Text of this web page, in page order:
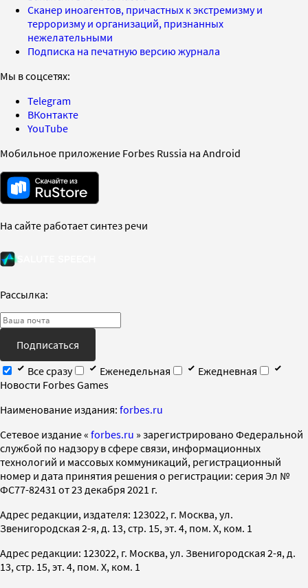
Сканер иноагентов, причастных к экстремизму и
терроризму и организаций, признанных
нежелательными
Подписка на печатную версию журнала
Мы в соцсетях:
Telegram
ВКонтакте
YouTube
Мобильное приложение Forbes Russia на Android
На сайте работает синтез речи
Рассылка:
Подписаться
Все сразу
Еженедельная
Ежедневная
Новости Forbes Games
Наименование издания: forbes.ru
Cетевое издание « forbes.ru » зарегистрировано Федеральной
службой по надзору в сфере связи, информационных
технологий и массовых коммуникаций, регистрационный
номер и дата принятия решения о регистрации: серия Эл №
ФС77-82431 от 23 декабря 2021 г.
Адрес редакции, издателя: 123022, г. Москва, ул.
Звенигородская 2-я, д. 13, стр. 15, эт. 4, пом. X, ком. 1
Адрес редакции: 123022, г. Москва, ул. Звенигородская 2-я, д.
13, стр. 15, эт. 4, пом. X, ком. 1